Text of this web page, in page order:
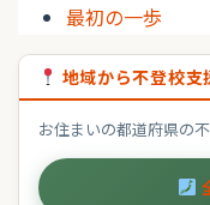
最初の一歩
地域から不登校支
お住まいの都道府県の